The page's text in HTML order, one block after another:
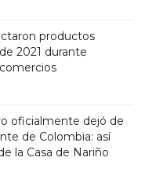
productos
2021 durante
oficialmente dejó de
de Colombia: así
la Casa de Nariño